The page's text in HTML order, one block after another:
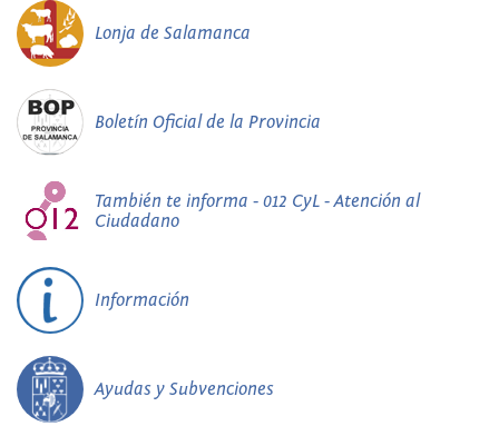
Lonja de Salamanca
Boletín Oficial de la Provincia
También te informa - 012 CyL - Atención al
Ciudadano
Información
Ayudas y Subvenciones